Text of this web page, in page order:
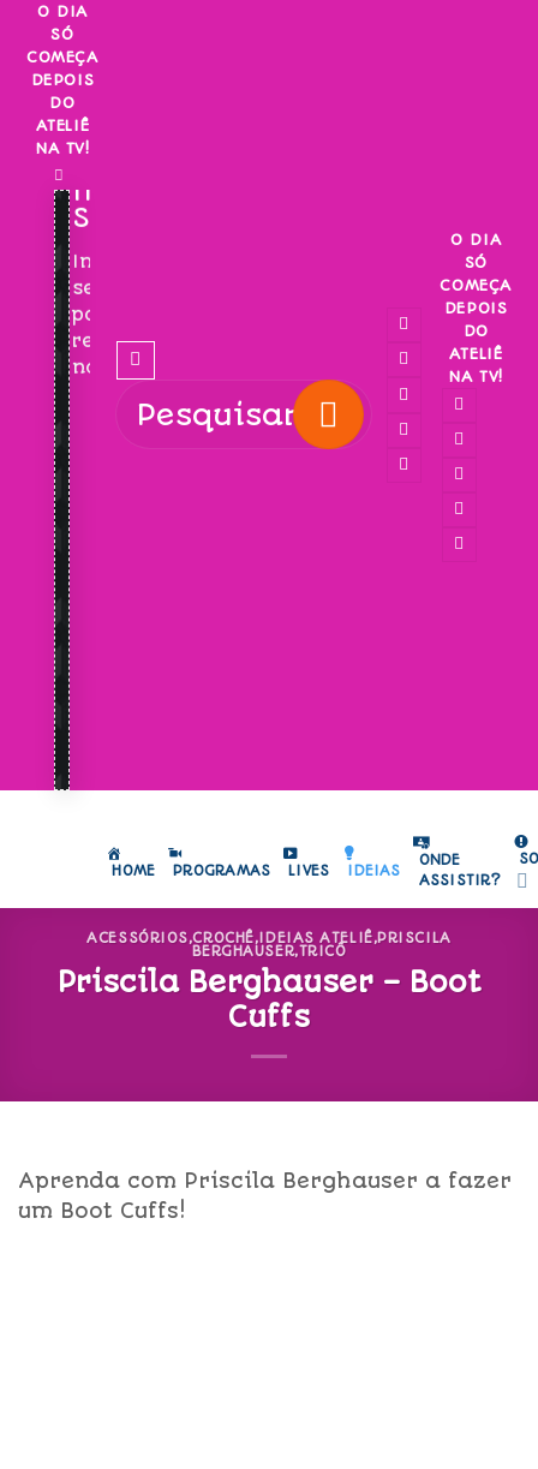
Skip
content
O DIA
SÓ
COMEÇA
DEPOIS
DO
ATELIÊ
NA TV!
INSCREVA-
SE!
Inscreva-
se
para
receber
novidades!
O DIA
SÓ
COMEÇA
DEPOIS
DO
ATELIÊ
NA TV!
HOME PROGRAMAS LIVES IDEIAS
ONDE
ASSISTIR?
ACESSÓRIOS,CROCHÊ, IDEIAS ATELIÊ,PRISCILA
BERGHAUSER,TRICÔ
Priscila Berghauser – Boot
Cuffs
Aprenda com Priscila Berghauser a fazer
um Boot Cuffs!